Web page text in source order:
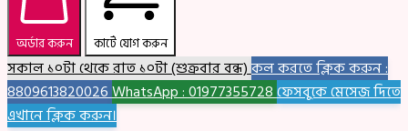
অর্ডার করুন কার্টে যোগ করুন
সকাল ১০টা থেকে রাত ১০টা (শুক্রবার বন্ধ)কল করতে ক্লিক করুন :
8809613820026WhatsApp : 01977355728ফেসবুকে মেসেজ দিতে
এখানে ক্লিক করুন।